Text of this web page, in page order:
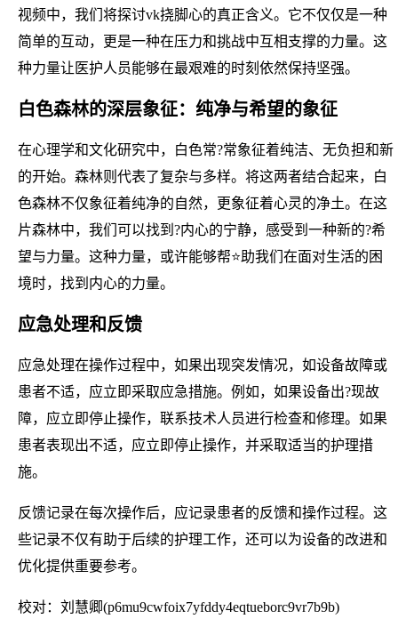
视频中，我们将探讨vk挠脚心的真正含义。它不仅仅是一种
简单的互动，更是一种在压力和挑战中互相支撑的力量。这
种力量让医护人员能够在最艰难的时刻依然保持坚强。
白色森林的深层象征：纯净与希望的象征
在心理学和文化研究中，白色常?常象征着纯洁、无负担和新
的开始。森林则代表了复杂与多样。将这两者结合起来，白
色森林不仅象征着纯净的自然，更象征着心灵的净土。在这
片森林中，我们可以找到?内心的宁静，感受到一种新的?希
望与力量。这种力量，或许能够帮⭐助我们在面对生活的困
境时，找到内心的力量。
应急处理和反馈
应急处理在操作过程中，如果出现突发情况，如设备故障或
患者不适，应立即采取应急措施。例如，如果设备出?现故
障，应立即停止操作，联系技术人员进行检查和修理。如果
患者表现出不适，应立即停止操作，并采取适当的护理措
施。
反馈记录在每次操作后，应记录患者的反馈和操作过程。这
些记录不仅有助于后续的护理工作，还可以为设备的改进和
优化提供重要参考。
校对：刘慧卿(p6mu9cwfoix7yfddy4eqtueborc9vr7b9b)